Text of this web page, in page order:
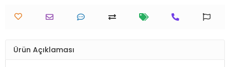
Ürün Açıklaması